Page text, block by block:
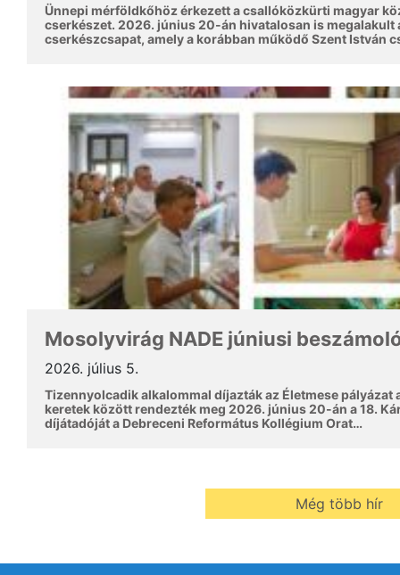
Ünnepi mérföldkőhöz érkezett a csallóközkürti magyar
cserkészet. 2026. június 20-án hivatalosan is megalakult
cserkészcsapat, amely a korábban működő Szent István
Mosolyvirág NADE júniusi
2026. július 5.
Tizennyolcadik alkalommal díjazták az Életmese pályázat
keretek között rendezték meg 2026. június 20-án a 18.
díjátadóját a Debreceni Református Kollégium Orat…
Még több hír